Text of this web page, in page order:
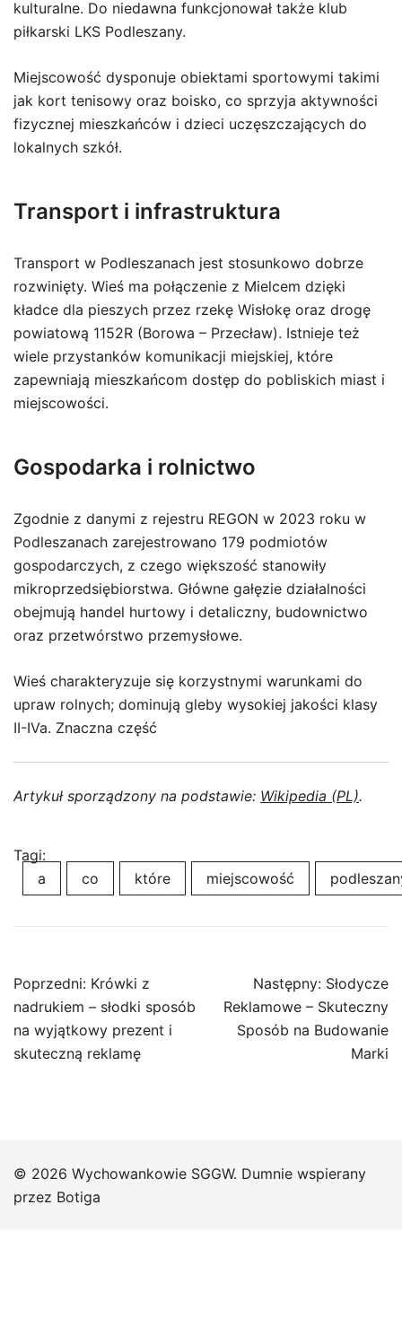
kulturalne. Do niedawna funkcjonował także klub
piłkarski LKS Podleszany.
Miejscowość dysponuje obiektami sportowymi takimi
jak kort tenisowy oraz boisko, co sprzyja aktywności
fizycznej mieszkańców i dzieci uczęszczających do
lokalnych szkół.
Transport i infrastruktura
Transport w Podleszanach jest stosunkowo dobrze
rozwinięty. Wieś ma połączenie z Mielcem dzięki
kładce dla pieszych przez rzekę Wisłokę oraz drogę
powiatową 1152R (Borowa – Przecław). Istnieje też
wiele przystanków komunikacji miejskiej, które
zapewniają mieszkańcom dostęp do pobliskich miast i
miejscowości.
Gospodarka i rolnictwo
Zgodnie z danymi z rejestru REGON w 2023 roku w
Podleszanach zarejestrowano 179 podmiotów
gospodarczych, z czego większość stanowiły
mikroprzedsiębiorstwa. Główne gałęzie działalności
obejmują handel hurtowy i detaliczny, budownictwo
oraz przetwórstwo przemysłowe.
Wieś charakteryzuje się korzystnymi warunkami do
upraw rolnych; dominują gleby wysokiej jakości klasy
II-IVa. Znaczna część
Artykuł sporządzony na podstawie: Wikipedia (PL).
Tagi:
a
co które miejscowość
Nawigacja
wpisu
Poprzedni: Krówki z
nadrukiem – słodki sposób
na wyjątkowy prezent i
skuteczną reklamę
Następny: Słodycze
Reklamowe – Skuteczny
Sposób na Budowanie
Marki
© 2026 Wychowankowie SGGW. Dumnie wspierany
przez Botiga